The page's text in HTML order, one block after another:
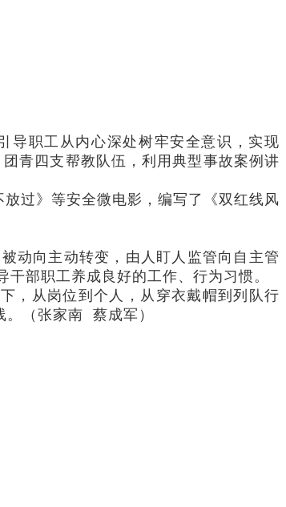
导职工从内心深处树牢安全意识，实现
青四支帮教队伍，利用典型事故案例讲
过》等安全微电影，编写了《双红线风
动向主动转变，由人盯人监管向自主管
部职工养成良好的工作、行为习惯。
，从岗位到个人，从穿衣戴帽到列队行
（张家南 蔡成军）